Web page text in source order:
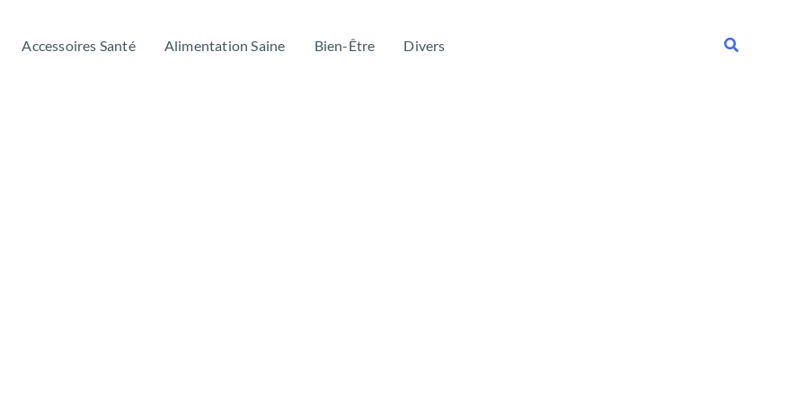
Accessoires Santé Alimentation Saine Bien-Être Divers Rechercher